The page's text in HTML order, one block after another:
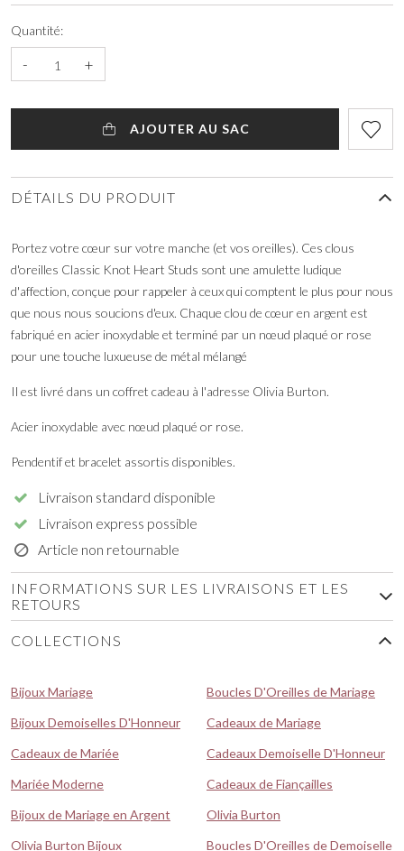
Quantité:
- +
AJOUTER AU SAC
DÉTAILS DU PRODUIT
Portez votre cœur sur votre manche (et vos oreilles). Ces clous
d'oreilles Classic Knot Heart Studs sont une amulette ludique
d'affection, conçue pour rappeler à ceux qui comptent le plus pour nous
que nous nous soucions d'eux. Chaque clou de cœur en argent est
fabriqué en acier inoxydable et terminé par un nœud plaqué or rose
pour une touche luxueuse de métal mélangé
Il est livré dans un coffret cadeau à l'adresse Olivia Burton.
Acier inoxydable avec nœud plaqué or rose.
Pendentif et bracelet assortis disponibles.
Livraison standard disponible
Livraison express possible
Article non retournable
INFORMATIONS SUR LES LIVRAISONS ET LES
RETOURS
COLLECTIONS
Bijoux Mariage
Boucles D'Oreilles de Mariage
Bijoux Demoiselles D'Honneur
Cadeaux de Mariage
Cadeaux de Mariée
Cadeaux Demoiselle D'Honneur
Mariée Moderne
Cadeaux de Fiançailles
Bijoux de Mariage en Argent
Olivia Burton
Olivia Burton Bijoux
Boucles D'Oreilles de Demoiselle